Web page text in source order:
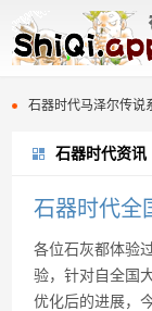
石器时代全国大赛 晋
石器时代马泽尔传
百战石器族战开启时
百战石器时代，终
百战石器新增增值服
石器时代全国大赛 晋
石器时代马泽尔传
百战石器族战开启时
百战石器时代，终
石器时代资讯
石器时代全
各位石灰都体验
验，针对自全国
优化后的进展，